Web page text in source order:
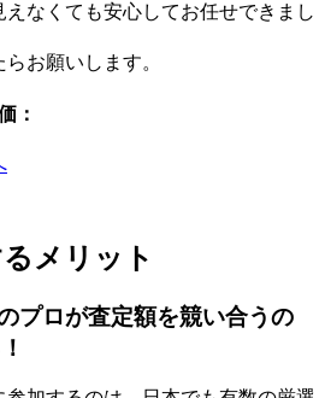
なくても安心してお任せできまし
お願いします。
：
メリット
プロが査定額を競い合うの